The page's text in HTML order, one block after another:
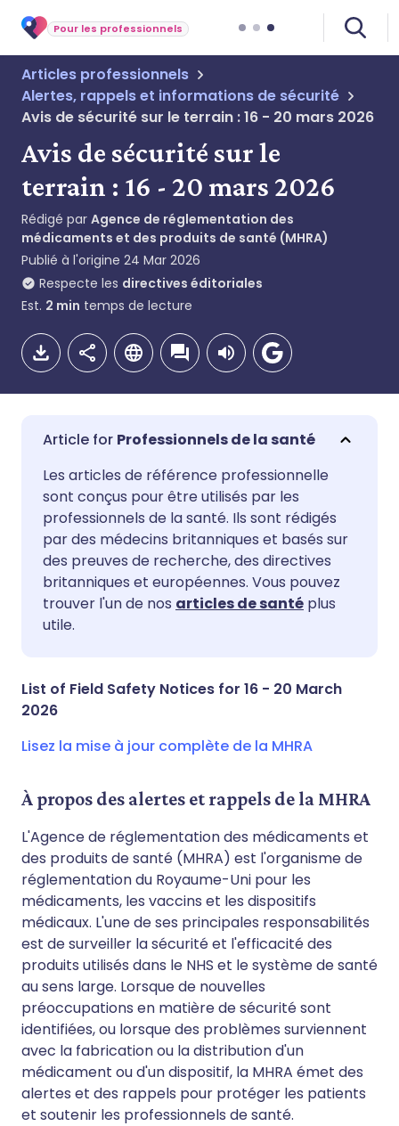
Pour les professionnels
Articles professionnels
Alertes, rappels et informations de sécurité
Avis de sécurité sur le terrain : 16 - 20 mars 2026
Avis de sécurité sur le
terrain : 16 - 20 mars 2026
Rédigé par Agence de réglementation des
médicaments et des produits de santé (MHRA)
Publié à l'origine 24 Mar 2026
Respecte les directives éditoriales
Est. 2 min temps de lecture
Partager par email
Partager sur Facebook
Partager via LinkedIn
Partager via WhatsApp
🇬🇧 English 🇩🇪 Deutsch
🇪🇸 Español 🇫🇷 Français
🇮🇹 Italiano 🇵🇹
🇸🇦 عربي 🇸🇪 Svenska
Professionnels de la santé
Les articles de référence professionnelle
sont conçus pour être utilisés par les
professionnels de la santé. Ils sont rédigés
par des médecins britanniques et basés sur
des preuves de recherche, des directives
britanniques et européennes. Vous pouvez
trouver l'un de nos articles de santé plus
utile.
List of Field Safety Notices for 16 - 20 March
2026
Lisez la mise à jour complète de la MHRA
À propos des alertes et rappels de la MHRA
L'Agence de réglementation des médicaments et
des produits de santé (MHRA) est l'organisme de
réglementation du Royaume-Uni pour les
médicaments, les vaccins et les dispositifs
médicaux. L'une de ses principales responsabilités
est de surveiller la sécurité et l'efficacité des
produits utilisés dans le NHS et le système de santé
au sens large. Lorsque de nouvelles
préoccupations en matière de sécurité sont
identifiées, ou lorsque des problèmes surviennent
avec la fabrication ou la distribution d'un
médicament ou d'un dispositif, la MHRA émet des
alertes et des rappels pour protéger les patients
et soutenir les professionnels de santé.